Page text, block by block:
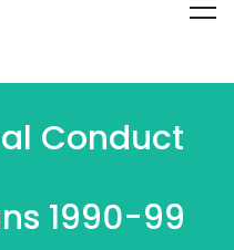
Conduct
1990-99